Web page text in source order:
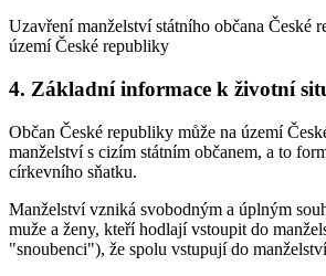
Uzavření manželství státního občana České
území České republiky
4. Základní informace k životní
Občan České republiky může na území
manželství s cizím státním občanem, a to
církevního sňatku.
Manželství vzniká svobodným a úplným
muže a ženy, kteří hodlají vstoupit do
"snoubenci"), že spolu vstupují do